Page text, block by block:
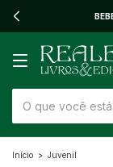
Início > Juvenil